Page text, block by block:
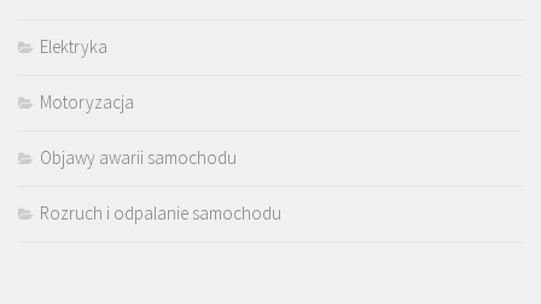
Elektryka
Motoryzacja
Objawy awarii samochodu
Rozruch i odpalanie samochodu